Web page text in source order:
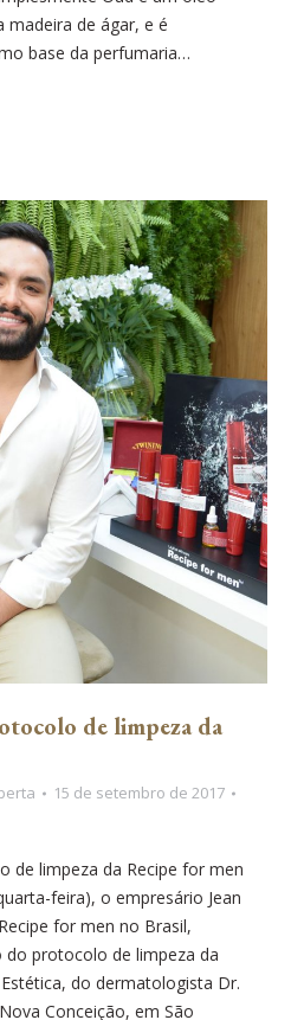
madeira de ágar, e é
base da perfumaria…
de limpeza da
15 de setembro de 2017
de limpeza da Recipe for men
feira), o empresário Jean
for men no Brasil,
protocolo de limpeza da
do dermatologista Dr.
Conceição, em São